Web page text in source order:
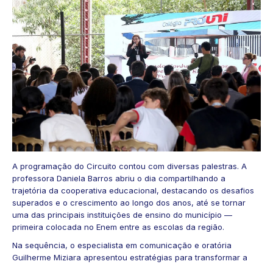
A programação do Circuito contou com diversas palestras. A
professora Daniela Barros abriu o dia compartilhando a
trajetória da cooperativa educacional, destacando os desafios
superados e o crescimento ao longo dos anos, até se tornar
uma das principais instituições de ensino do município —
primeira colocada no Enem entre as escolas da região.
Na sequência, o especialista em comunicação e oratória
Guilherme Miziara apresentou estratégias para transformar a